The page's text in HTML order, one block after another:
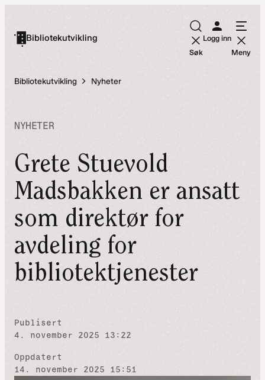
innholdBibliotekutvikling
Søk
Logg inn
Meny
Bibliotekutvikling Nyheter
NYHETER
Grete Stuevold
Madsbakken er ansatt
som direktør for
avdeling for
bibliotektjenester
Publisert
4. november 2025 13:22
Oppdatert
14. november 2025 15:51